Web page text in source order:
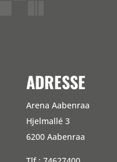
ADRESSE
Arena Aabenraa
Hjelmallé 3
6200 Aabenraa